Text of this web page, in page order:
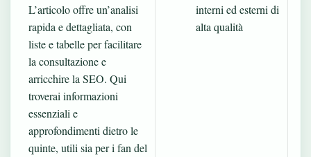
L’articolo offre un’analisi
rapida e dettagliata, con
liste e tabelle per facilitare
la consultazione e
arricchire la SEO. Qui
troverai informazioni
essenziali e
approfondimenti dietro le
quinte, utili sia per i fan del
interni ed esterni di
alta qualità